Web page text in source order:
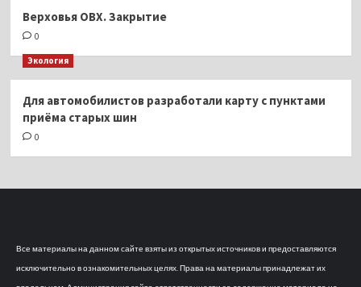
Верховья ОВХ. Закрытие
0
Экология
Для автомобилистов разработали карту с пунктами
приёма старых шин
0
Все материалы на данном сайте взяты из открытых источников и предоставляются
исключительно в ознакомительных целях. Права на материалы принадлежат их